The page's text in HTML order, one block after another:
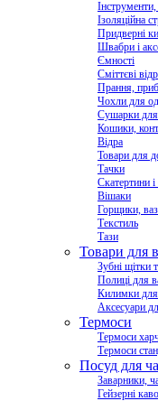
Ізоляційна
Придверні
Швабри і
Ємності
Сміттєві
Прання,
Чохли для
Сушарки для
Кошики,
Відра
Товари для
Тачки
Скатертини і
Вішаки
Горщики,
Текстиль
Тази
Товари для
Зубні щітки
Полиці для
Килимки для
Аксесуари
Термоси
Термоси
Термоси
Посуд для
Заварники,
Гейзерні